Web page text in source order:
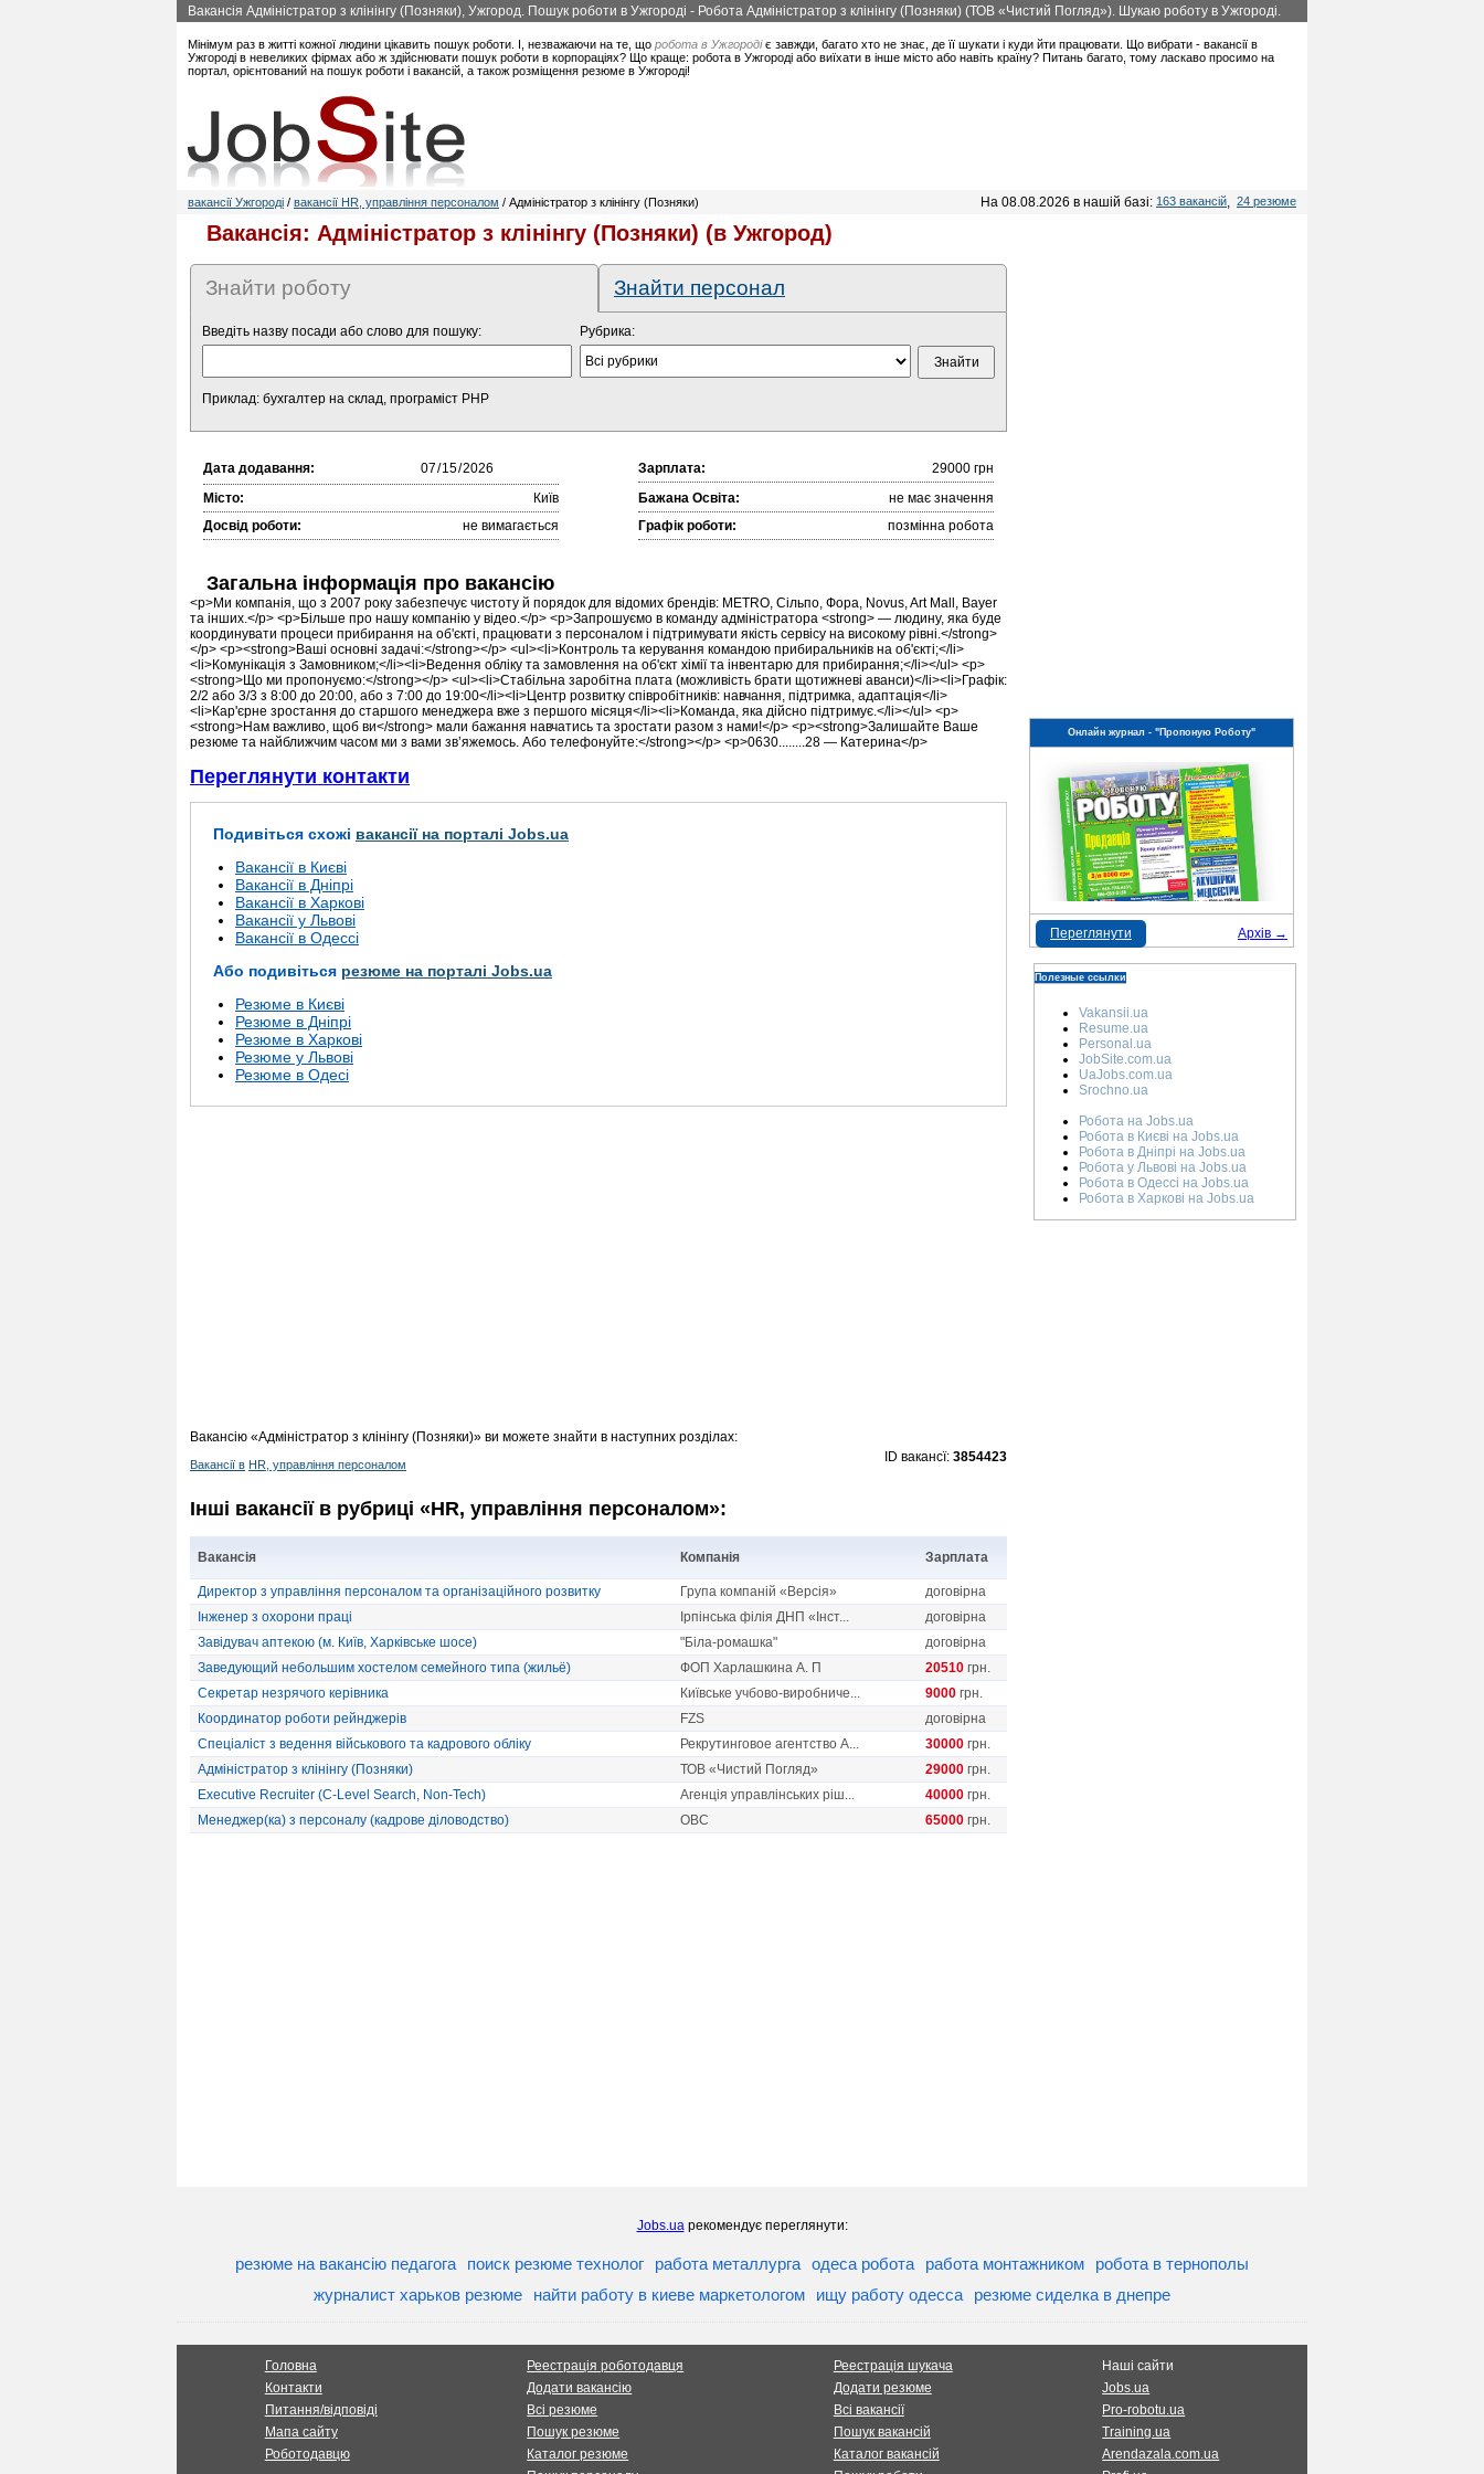
Вакансія Адміністратор з клінінгу (Позняки), Ужгород. Пошук роботи в Ужгороді - Робота Адміністратор з клінінгу (Позняки) (ТОВ «Чистий Погляд»). Шукаю роботу в Ужгороді.
Мінімум раз в житті кожної людини цікавить пошук роботи. І, незважаючи на те, що робота в Ужгородіє завжди, багато хто не знає, де її шукати і куди йти працювати. Що вибрати - вакансії в
Ужгороді в невеликих фірмах або ж здійснювати пошук роботи в корпораціях? Що краще: робота в Ужгороді або виїхати в інше місто або навіть країну? Питань багато, тому ласкаво просимо на
портал, орієнтований на пошук роботи і вакансій, а також розміщення резюме в Ужгороді!
вакансії Ужгороді / вакансії HR, управління персоналом / Адміністратор з клінінгу (Позняки) На 08.08.2026 в нашій базі: 163 вакансій, 24 резюме
Вакансія: Адміністратор з клінінгу (Позняки) (в Ужгород)
Знайти роботу Знайти персонал
Введіть назву посади або слово для пошуку:
Приклад: бухгалтер на склад, програміст PHP
Рубрика:
Дата додавання: Зарплата:
29000 грн
Місто:
Київ Бажана Освіта:
не має значення
Досвід роботи:
не вимагається Графік роботи: позмінна робота
Загальна інформація про вакансію
<p>Ми компанія, що з 2007 року забезпечує чистоту й порядок для відомих брендів: METRO, Сільпо, Фора, Novus, Art Mall, Bayer
та інших.</p> <p>Більше про нашу компанію у відео.</p> <p>Запрошуємо в команду адміністратора <strong> — людину, яка буде
координувати процеси прибирання на об'єкті, працювати з персоналом і підтримувати якість сервісу на високому рівні.</strong>
</p> <p><strong>Ваші основні задачі:</strong></p> <ul><li>Контроль та керування командою прибиральників на об'єкті;</li>
<li>Комунікація з Замовником;</li><li>Ведення обліку та замовлення на об'єкт хімії та інвентарю для прибирання;</li></ul> <p>
<strong>Що ми пропонуємо:</strong></p> <ul><li>Стабільна заробітна плата (можливість брати щотижневі аванси)</li><li>Графік:
2/2 або 3/3 з 8:00 до 20:00, або з 7:00 до 19:00</li><li>Центр розвитку співробітників: навчання, підтримка, адаптація</li>
<li>Кар'єрне зростання до старшого менеджера вже з першого місяця</li><li>Команда, яка дійсно підтримує.</li></ul> <p>
<strong>Нам важливо, щоб ви</strong> мали бажання навчатись та зростати разом з нами!</p> <p><strong>Залишайте Ваше
резюме та найближчим часом ми з вами зв’яжемось. Або телефонуйте:</strong></p> <p>0630........28 — Катерина</p>
Переглянути контакти
Подивіться схожі вакансії на порталі Jobs.ua
Вакансії в Києві
Вакансії в Дніпрі
Вакансії в Харкові
Вакансії у Львові
Вакансії в Одессі
Або подивіться резюме на порталі Jobs.ua
Резюме в Києві
Резюме в Дніпрі
Резюме в Харкові
Резюме у Львові
Резюме в Одесі
Вакансію «Адміністратор з клінінгу (Позняки)» ви можете знайти в наступних розділах:
Вакансії в HR, управління персоналом ID вакансї: 3854423
Інші вакансії в рубриці «HR, управління персоналом»:
Вакансія Компанія Зарплата
Директор з управління персоналом та організаційного розвитку Група компаній «Версія»
договірна
Інженер з охорони праці
Ірпінська філія ДНП «Інст...
договірна
Завідувач аптекою (м. Київ, Харківське шосе)
"Біла-ромашка"
договірна
Заведующий небольшим хостелом семейного типа (жильё)
ФОП Харлашкина А. П 20510 грн.
Секретар незрячого керівника
Київське учбово-виробниче... 9000 грн.
Координатор роботи рейнджерів
FZS
договірна
Спеціаліст з ведення військового та кадрового обліку
Рекрутинговое агентство А... 30000 грн.
Адміністратор з клінінгу (Позняки)
ТОВ «Чистий Погляд» 29000 грн.
Executive Recruiter (C-Level Search, Non-Tech)
Агенція управлінських ріш... 40000 грн.
Менеджер(ка) з персоналу (кадрове діловодство)
OBC 65000 грн.
Онлайн журнал - "Пропоную Роботу"
Архів →
Переглянути
Полезные ссылки
Vakansii.ua
Resume.ua
Personal.ua
JobSite.com.ua
UaJobs.com.ua
Srochno.ua
Робота на Jobs.ua
Робота в Києві на Jobs.ua
Робота в Дніпрі на Jobs.ua
Робота у Львові на Jobs.ua
Робота в Одессі на Jobs.ua
Робота в Харкові на Jobs.ua
Jobs.uaрекомендує переглянути:
резюме на вакансію педагога поиск резюме технолог работа металлурга одеса робота работа монтажником
робота в тернополы
журналист харьков резюме
найти работу в киеве маркетологом ищу работу одесса резюме сиделка в днепре
Головна
Контакти
Питання/відповіді
Мапа сайту
Роботодавцю
Реестрація роботодавця
Додати вакансію
Всі резюме
Пошук резюме
Каталог резюме
Реестрація шукача
Додати резюме
Всі вакансії
Пошук вакансій
Каталог вакансій
Наші сайти
Jobs.ua
Pro-robotu.ua
Training.ua
Arendazala.com.ua